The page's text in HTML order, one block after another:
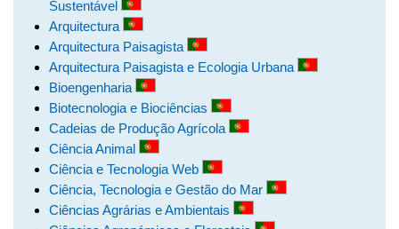
Sustentável
Arquitectura
Arquitectura Paisagista
Arquitectura Paisagista e Ecologia Urbana
Bioengenharia
Biotecnologia e Biociências
Cadeias de Produção Agrícola
Ciência Animal
Ciência e Tecnologia Web
Ciência, Tecnologia e Gestão do Mar
Ciências Agrárias e Ambientais